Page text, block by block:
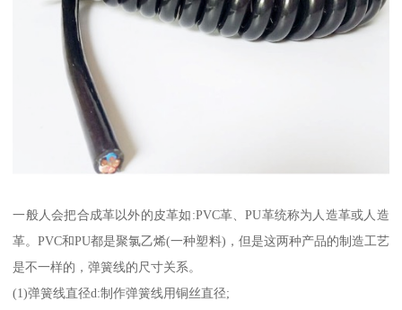
一般人会把合成革以外的皮革如:PVC革、PU革统称为人造革或人造
革。PVC和PU都是聚氯乙烯(一种塑料)，但是这两种产品的制造工艺
是不一样的，弹簧线的尺寸关系。
(1)弹簧线直径d:制作弹簧线用铜丝直径;